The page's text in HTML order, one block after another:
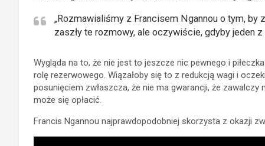
„Rozmawialiśmy z Francisem Ngannou o tym,
zaszły te rozmowy, ale oczywiście, gdyby jeden
Wygląda na to, że nie jest to jeszcze nic pewnego i
rolę rezerwowego. Wiązałoby się to z redukcją wagi i
posunięciem zwłaszcza, że nie ma gwarancji, że
może się opłacić.
Francis Ngannou najprawdopodobniej skorzysta z okazji